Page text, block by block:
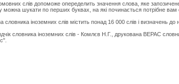
слів допоможе опеределить значення слова, яке
шукати по перших буквах, на які починається потрібне вам
словника іноземних слів містить понад 16 000 слів і визначень до
словника іноземних слів - Комлєв Н.Г., друкована ВЕРАС